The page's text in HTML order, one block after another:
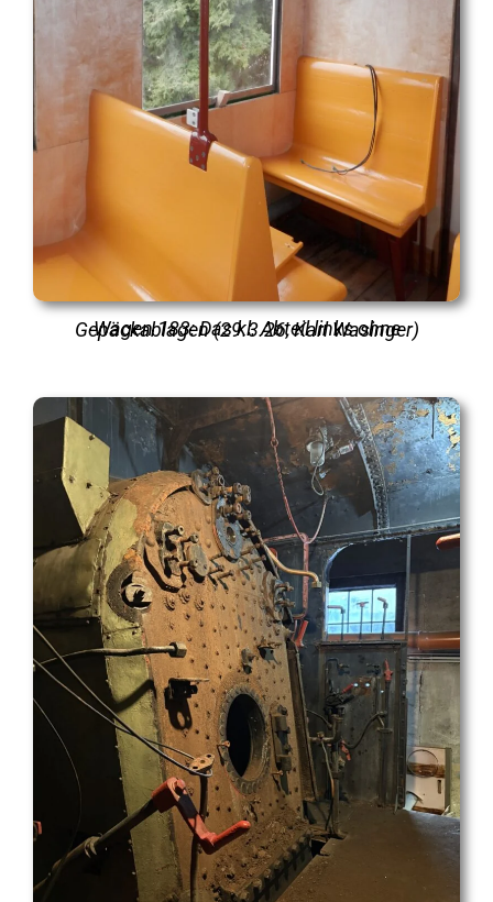
Wagen 183: Das kl. Abteil links ohne Gepäckablagen (29.3.26, Karl Wasinger)